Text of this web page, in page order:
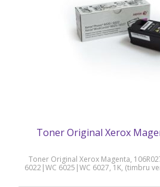
Toner Original Xerox
Toner Original Xerox Magenta,
6022|WC 6025|WC 6027, 1K, (timbru